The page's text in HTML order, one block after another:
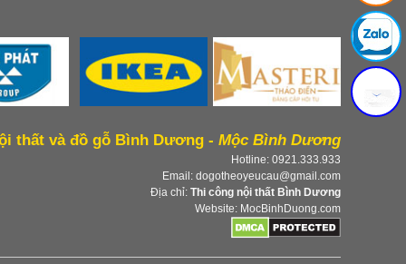
thất và đồ gỗ Bình Dương - Mộc Bình Dương
Hotline: 0921.333.933
Email: dogotheoyeucau@gmail.com
Địa chỉ: Thi công nội thất Bình Dương
Website: MocBinhDuong.com